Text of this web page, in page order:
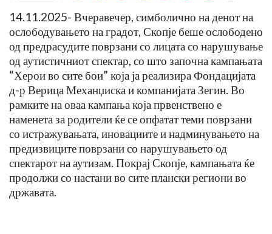
14.11.2025- Вчеравечер, симболично на денот на
ослободувањето на градот, Скопје беше ослободено
од предрасудите поврзани со лицата со нарушување
од аутистичниот спектар, со што започна кампањата
“Херои во сите бои” која ја реализира Фондацијата
д-р Верица Механџиска и компанијата Зегин. Во
рамките на оваа кампања која првенствено е
наменета за родители ќе се опфатат теми поврзани
со истражувањата, иновациите и надминувањето на
предизвиците поврзани со нарушувањето од
спектарот на аутизам. Покрај Скопје, кампањата ќе
продолжи со настани во сите плански региони во
државата.